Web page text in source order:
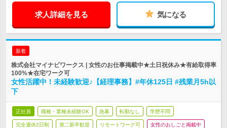
求人詳細を見る 気になる
新着
株式会社マイナビワークス | 女性のお仕事掲載中★土日祝休み★有給取得率
100%★在宅ワーク可
女性活躍中！未経験歓迎♪【経理事務】#年休125日 #残業月5h以
下
正社員 職種・業種未経験OK 急募 転勤なし 学歴不問
完全週休2日制 第二新卒歓迎 リモートワーク可 女性のおしごと掲載中